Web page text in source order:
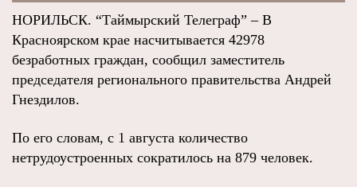
НОРИЛЬСК. “Таймырский Телеграф” – В
Красноярском крае насчитывается 42978
безработных граждан, сообщил заместитель
председателя регионального правительства Андрей
Гнездилов.
По его словам, с 1 августа количество
нетрудоустроенных сократилось на 879 человек.